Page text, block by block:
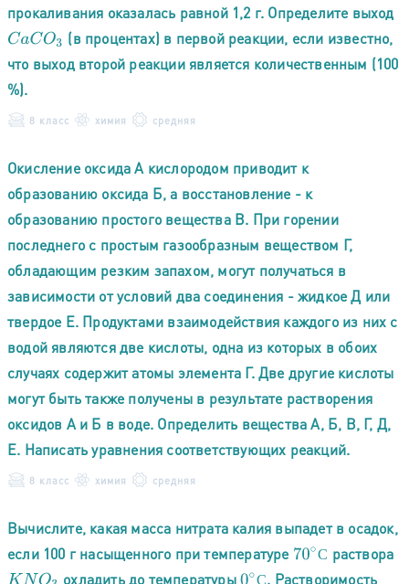
прокаливания оказалась равной 1,2 г. Определите выход
CaCO3
(в процентах) в первой реакции, если известно,
что выход второй реакции является количественным (100
%).
8 класс химия средняя
Окисление оксида А кислородом приводит к
образованию оксида Б, а восстановление - к
образованию простого вещества В. При горении
последнего с простым газообразным веществом Г,
обладающим резким запахом, могут получаться в
зависимости от условий два соединения - жидкое Д или
твердое Е. Продуктами взаимодействия каждого из них с
водой являются две кислоты, одна из которых в обоих
случаях содержит атомы элемента Г. Две другие кислоты
могут быть также получены в результате растворения
оксидов А и Б в воде. Определить вещества А, Б, В, Г, Д,
Е. Написать уравнения соответствующих реакций.
8 класс химия средняя
Вычислите, какая масса нитрата калия выпадет в осадок,
если 100 г насыщенного при температуре
С
70∘С раствора
KNO3 охладить до температуры С
0∘С. Растворимость